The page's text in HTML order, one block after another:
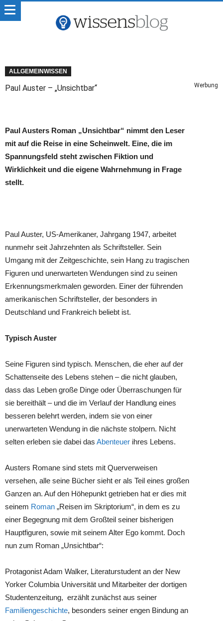
ALLGEMEINWISSEN
Paul Auster – „Unsichtbar“ Werbung
Paul Austers Roman „Unsichtbar“ nimmt den Leser
mit auf die Reise in eine Scheinwelt. Eine, die im
Spannungsfeld steht zwischen Fiktion und
Wirklichkeit und die eigene Wahrnehmung in Frage
stellt.
Paul Auster, US-Amerikaner, Jahrgang 1947, arbeitet
nunmehr seit Jahrzehnten als Schriftsteller. Sein
Umgang mit der Zeitgeschichte, sein Hang zu tragischen
Figuren und unerwarteten Wendungen sind zu seinen
Erkennungsmerkmalen geworden. Einer der führenden
amerikanischen Schriftsteller, der besonders in
Deutschland und Frankreich beliebt ist.
Typisch Auster
Seine Figuren sind typisch. Menschen, die eher auf der
Schattenseite des Lebens stehen – die nicht glauben,
dass das Leben große Dinge oder Überraschungen für
sie bereithält – und die im Verlauf der Handlung eines
besseren belehrt werden, indem sie von einer
unerwarteten Wendung in die nächste stolpern. Nicht
selten erleben sie dabei das Abenteuer ihres Lebens.
Austers Romane sind stets mit Querverweisen
versehen, alle seine Bücher sieht er als Teil eines großen
Ganzen an. Auf den Höhepunkt getrieben hat er dies mit
seinem Roman „Reisen im Skriptorium“, in dem es zu
einer Begegnung mit dem Großteil seiner bisherigen
Hauptfiguren, sowie mit seinem Alter Ego kommt. Doch
nun zum Roman „Unsichtbar“:
Protagonist Adam Walker, Literaturstudent an der New
Yorker Columbia Universität und Mitarbeiter der dortigen
Studentenzeitung, erzählt zunächst aus seiner
Familiengeschichte, besonders seiner engen Bindung an